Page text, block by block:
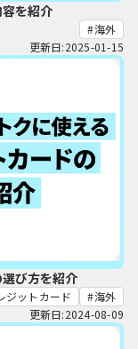
を紹介
海外
更新日:2025-01-15
び方を紹介
ジットカード
海外
更新日:2024-08-09